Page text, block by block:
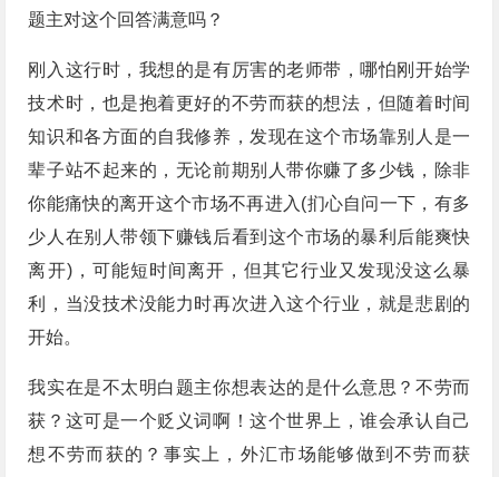
题主对这个回答满意吗？
刚入这行时，我想的是有厉害的老师带，哪怕刚开始学
技术时，也是抱着更好的不劳而获的想法，但随着时间
知识和各方面的自我修养，发现在这个市场靠别人是一
辈子站不起来的，无论前期别人带你赚了多少钱，除非
你能痛快的离开这个市场不再进入(扪心自问一下，有多
少人在别人带领下赚钱后看到这个市场的暴利后能爽快
离开)，可能短时间离开，但其它行业又发现没这么暴
利，当没技术没能力时再次进入这个行业，就是悲剧的
开始。
我实在是不太明白题主你想表达的是什么意思？不劳而
获？这可是一个贬义词啊！这个世界上，谁会承认自己
想不劳而获的？事实上，外汇市场能够做到不劳而获